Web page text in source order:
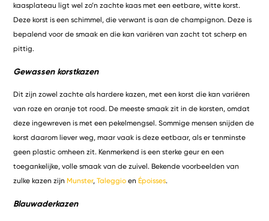
kaasplateau ligt wel zo’n zachte kaas met een eetbare, witte korst.
Deze korst is een schimmel, die verwant is aan de champignon. Deze is
bepalend voor de smaak en die kan variëren van zacht tot scherp en
pittig.
Gewassen korstkazen
Dit zijn zowel zachte als hardere kazen, met een korst die kan variëren
van roze en oranje tot rood. De meeste smaak zit in de korsten, omdat
deze ingewreven is met een pekelmengsel. Sommige mensen snijden de
korst daarom liever weg, maar vaak is deze eetbaar, als er tenminste
geen plastic omheen zit. Kenmerkend is een sterke geur en een
toegankelijke, volle smaak van de zuivel. Bekende voorbeelden van
zulke kazen zijnMunster,Taleggio enÉpoisses.
Blauwaderkazen